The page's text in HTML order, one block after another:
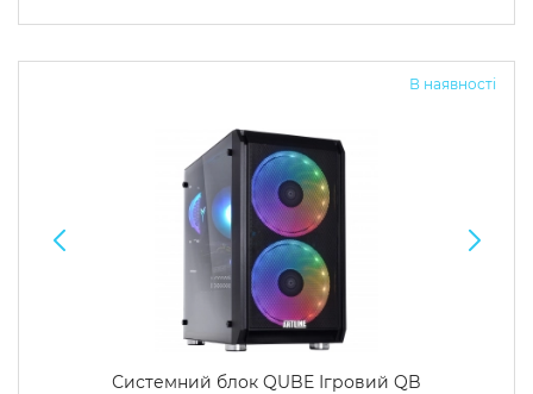
В наявності
Системний блок QUBE Ігровий QB